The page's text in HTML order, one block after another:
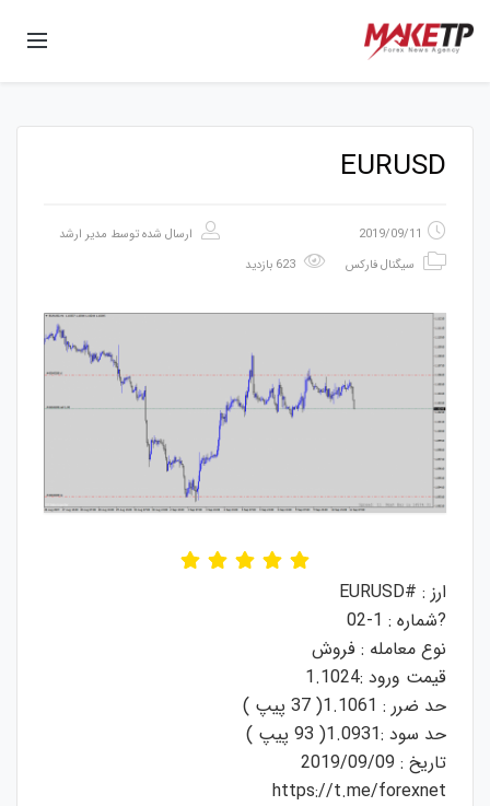
EURUSD
2019/09/11 ارسال شده توسط مدیر ارشد
سیگنال فارکس
ارز : #EURUSD
?شماره : 1-02
نوع معامله : فروش
قیمت ورود :1.1024
حد ضرر : 1.1061( 37 پیپ )
حد سود :1.0931( 93 پیپ )
تاریخ : 2019/09/09
https://t.me/forexnet